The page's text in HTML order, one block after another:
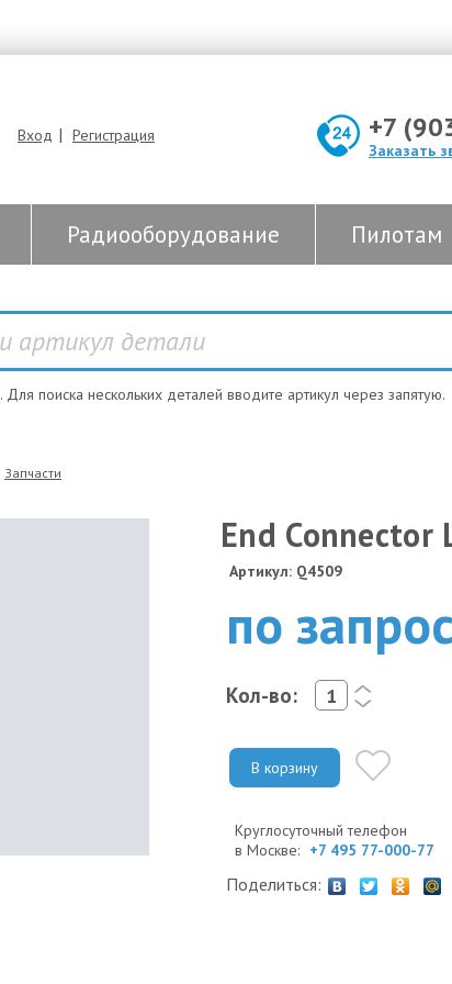
Вход | Регистрация +7
Заказать
Радиооборудование Пилотам
. Для поиска нескольких деталей вводите артикул через запятую.
Запчасти
End
Артикул: Q4509
по
Кол-во:
<
>
В корзину
Круглосуточный телефон
в Москве: +7 495 77-000-77
Поделиться: